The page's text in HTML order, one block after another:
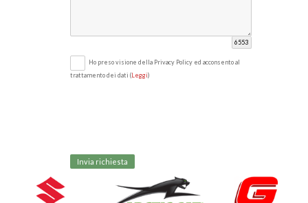
Ho preso visione della Privacy Policy ed acconsento al
trattamento dei dati (Leggi)